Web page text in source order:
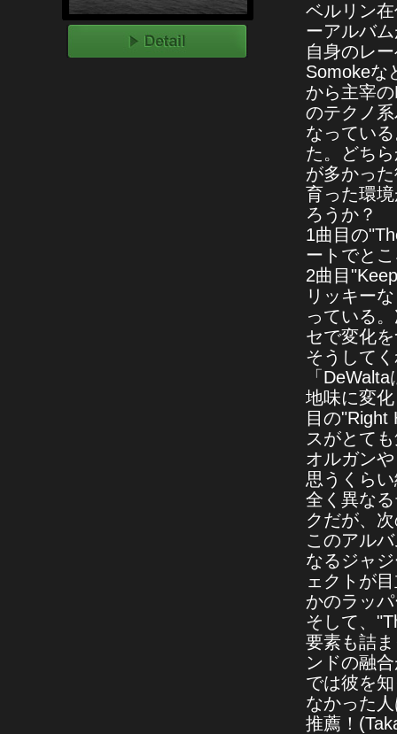
ベルリン
ーアルバ
自身のレ
Somokeな
から主宰
のテクノ
なってい
た。どち
が多かっ
育った環
ろうか？
1曲目の
ートでと
2曲目
リッキー
っている
セで変化
そうして
「
地味に変
目の"Right
スがとて
オルガン
思うくら
全く異な
クだが、
このアル
なるジャ
ェクトが
かのラッ
そして、
要素も詰
ンドの融
では彼を
なかった
推薦！